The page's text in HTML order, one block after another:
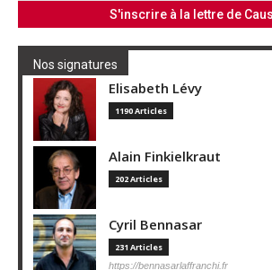
Nos signatures
Elisabeth Lévy
1190 Articles
Alain Finkielkraut
202 Articles
Cyril Bennasar
231 Articles
https://bennasarlaffranchi.fr